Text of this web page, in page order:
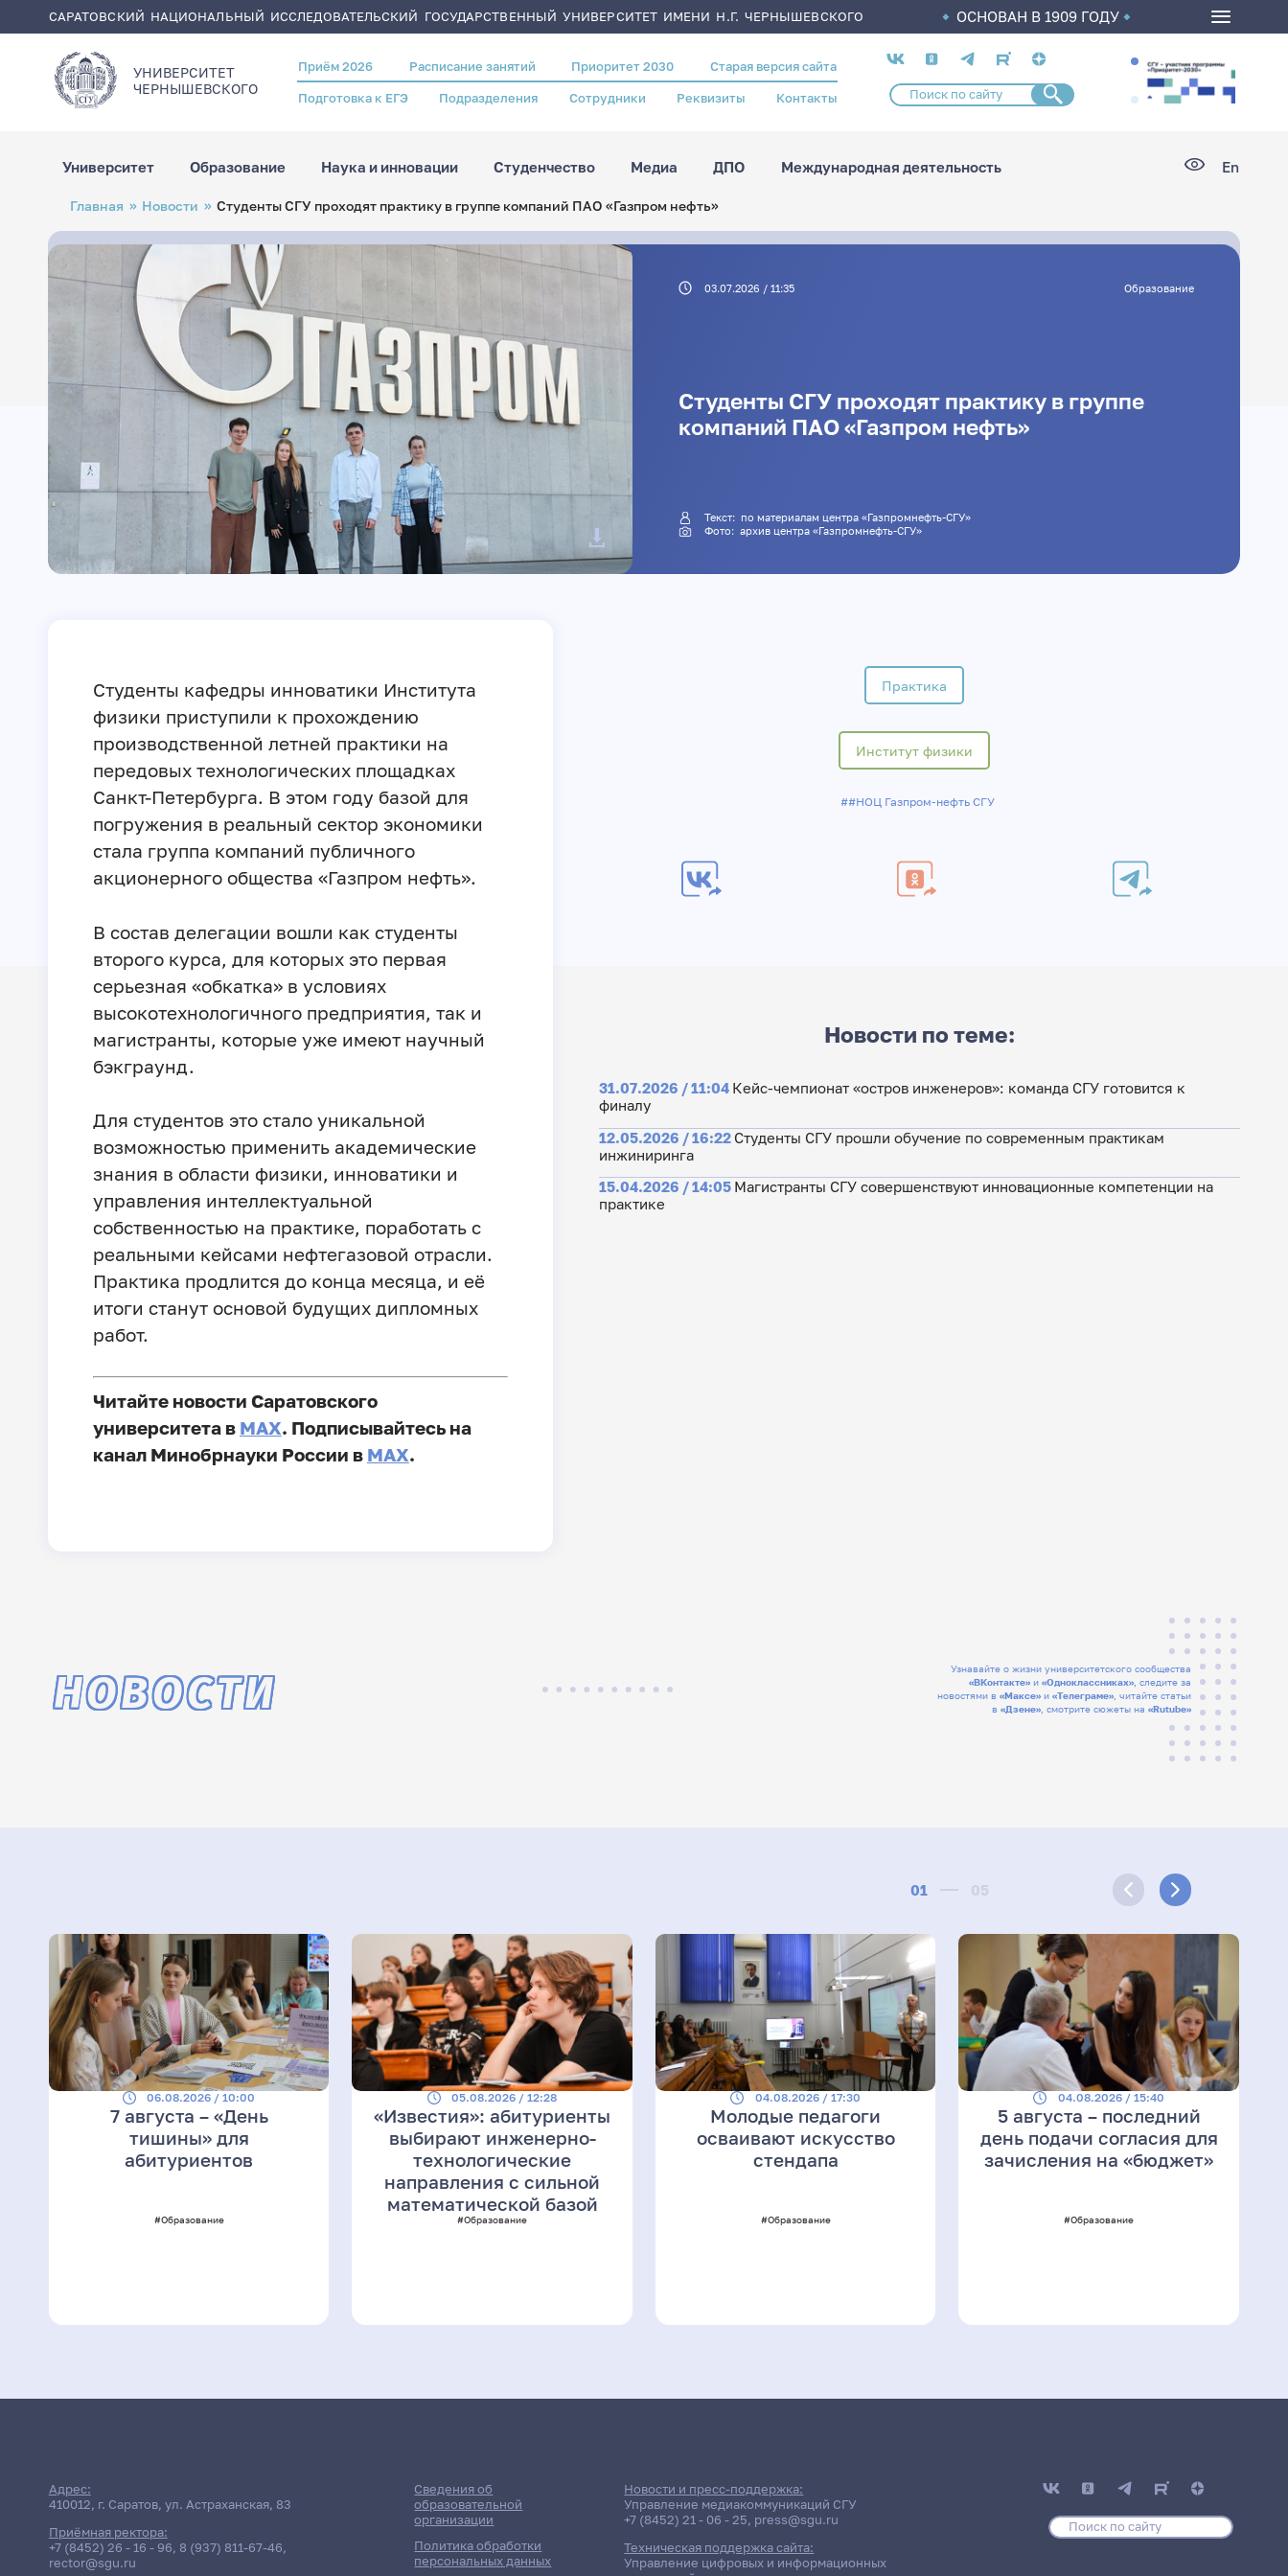
содержанию
САРАТОВСКИЙ НАЦИОНАЛЬНЫЙ ИССЛЕДОВАТЕЛЬСКИЙ ГОСУДАРСТВЕННЫЙ УНИВЕРСИТЕТ ИМЕНИ Н.Г. ЧЕРНЫШЕВСКОГО ОСНОВАН В 1909 ГОДУ
УНИВЕРСИТЕТ
ЧЕРНЫШЕВСКОГO
Header
menu
Приём 2026 Расписание занятий Приоритет 2030 Старая версия сайта
Подготовка к ЕГЭ Подразделения Сотрудники Реквизиты Контакты
Социальные
сети
Университет Образование Наука и инновации Студенчество Медиа ДПО Международная деятельность En
Строка
навигации
Главная Новости Студенты СГУ проходят практику в группе компаний ПАО «Газпром нефть»
03.07.2026 / 11:35 Образование
Студенты СГУ проходят практику в группе
компаний ПАО «Газпром нефть»
Текст: по материалам центра «Газпромнефть-СГУ»
Фото: архив центра «Газпромнефть-СГУ»
Студенты кафедры инноватики Института
физики приступили к прохождению
производственной летней практики на
передовых технологических площадках
Санкт-Петербурга. В этом году базой для
погружения в реальный сектор экономики
стала группа компаний публичного
акционерного общества «Газпром нефть».
В состав делегации вошли как студенты
второго курса, для которых это первая
серьезная «обкатка» в условиях
высокотехнологичного предприятия, так и
магистранты, которые уже имеют научный
бэкграунд.
Для студентов это стало уникальной
возможностью применить академические
знания в области физики, инноватики и
управления интеллектуальной
собственностью на практике, поработать с
реальными кейсами нефтегазовой отрасли.
Практика продлится до конца месяца, и её
итоги станут основой будущих дипломных
работ.
Читайте новости Саратовского
университета в MAX. Подписывайтесь на
канал Минобрнауки России в MAX.
Практика
Институт физики
##НОЦ Газпром-нефть СГУ
Новости по теме:
31.07.2026 / 11:04 Кейс-чемпионат «остров инженеров»: команда СГУ готовится к
финалу
12.05.2026 / 16:22 Студенты СГУ прошли обучение по современным практикам
инжиниринга
15.04.2026 / 14:05 Магистранты СГУ совершенствуют инновационные компетенции на
практике
Узнавайте о жизни университетского сообщества
«ВКонтакте» и«Одноклассниках», следите за
новостями в«Максе» и«Телеграме», читайте статьи
в«Дзене», смотрите сюжеты на«Rutube»
НОВОСТИ
01 05
06.08.2026 / 10:00
7 августа – «День
тишины» для
абитуриентов
#Образование
05.08.2026 / 12:28
«Известия»: абитуриенты
выбирают инженерно-
технологические
направления с сильной
математической базой
#Образование
04.08.2026 / 17:30
Молодые педагоги
осваивают искусство
стендапа
#Образование
04.08.2026 / 15:40
5 августа – последний
день подачи согласия для
зачисления на «бюджет»
#Образование
Адрес:
410012, г. Саратов, ул. Астраханская, 83
Приёмная ректора:
+7 (8452) 26 - 16 - 96, 8 (937) 811-67-46,
rector@sgu.ru
Сведения об
образовательной
организации
Политика обработки
персональных данных
Новости и пресс-поддержка:
Управление медиакоммуникаций СГУ
+7 (8452) 21 - 06 - 25, press@sgu.ru
Техническая поддержка сайта:
Управление цифровых и информационных